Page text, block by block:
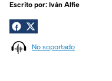
Escrito por: Iván Alfie
No soportado